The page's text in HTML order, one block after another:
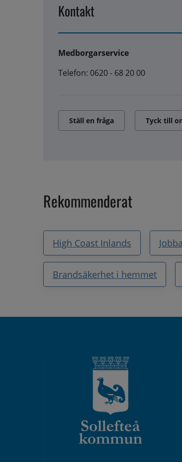
Kontakt
Medborgarservice
Telefon: 0620 - 68 20 00
Ställ en fråga Tyck till
Rekommenderat
High Coast Inlands
Brandsäkerhet i hemmet